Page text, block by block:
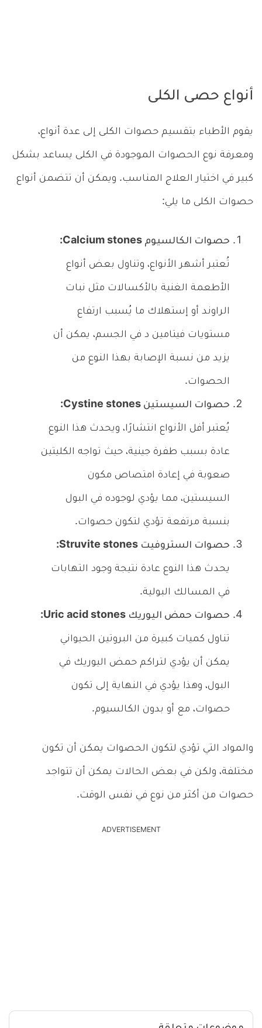
أنواع حصى الكلى
يقوم الأطباء بتقسيم حصوات الكلى إلى عدة أنواع،
ومعرفة نوع الحصوات الموجودة في الكلى يساعد بشكل
كبير في اختيار العلاج المناسب. ويمكن أن تتضمن أنواع
حصوات الكلى ما يلي:
حصوات الكالسيوم Calcium stones:
تُعتبر أشهر الأنواع، وتناول بعض أنواع
الأطعمة الغنية بالأكسالات مثل نبات
الراوند أو إستهلاك ما يُسبب ارتفاع
مستويات فيتامين د في الجسم، يمكن أن
يزيد من نسبة الإصابة بهذا النوع من
الحصوات.
حصوات السيستين Cystine stones:
يُعتبر أفل الأنواع انتشارًا، ويحدث هذا النوع
عادة بسبب طفرة جينية، حيث تواجه الكليتين
صعوبة في إعادة امتصاص مكون
السيستين، مما يؤدي لوجوده في البول
بنسبة مرتفعة تؤدي لتكون حصوات.
حصوات الستروفيت Struvite stones:
يحدث هذا النوع عادة نتيجة وجود التهابات
في المسالك البولية.
حصوات حمض اليوريك Uric acid stones:
تناول كميات كبيرة من البروتين الحيواني
يمكن أن يؤدي لتراكم حمض اليوريك في
البول، وهذا يؤدي في النهاية إلى تكون
حصوات، مع أو بدون الكالسيوم.
والمواد التي تؤدي لتكون الحصوات يمكن أن تكون
مختلفة، ولكن في بعض الحالات يمكن أن تتواجد
حصوات من أكثر من نوع في نفس الوقت.
ADVERTISEMENT